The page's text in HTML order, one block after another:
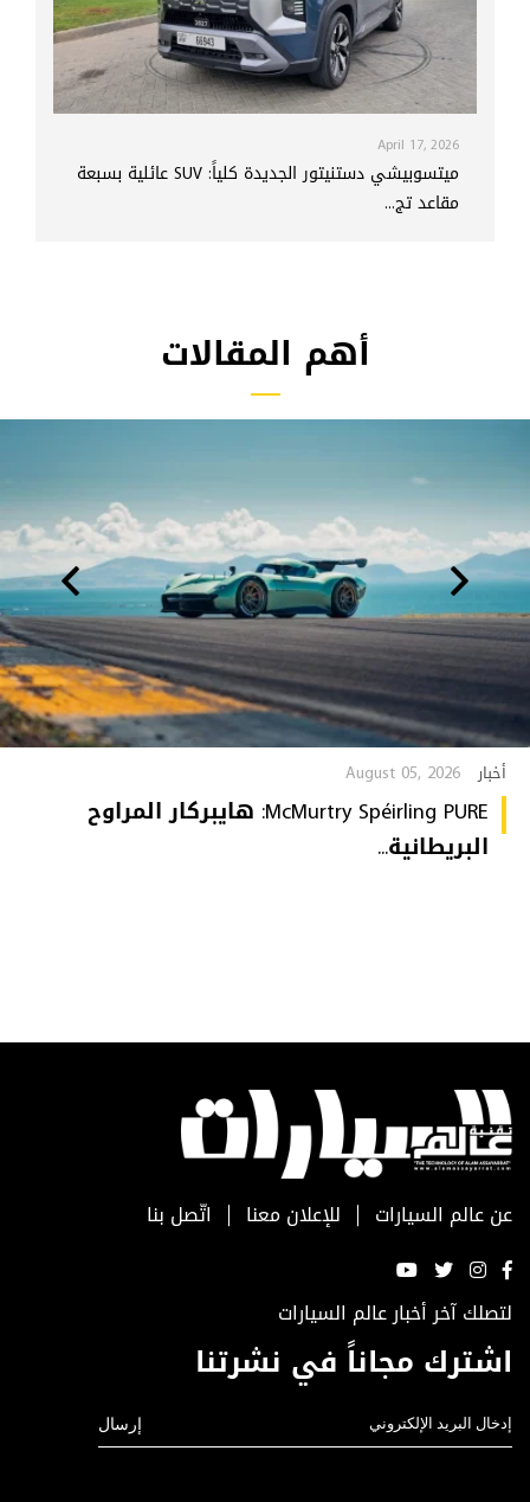
April 17, 2026
ميتسوبيشي دستنيتور الجديدة كلياً: SUV عائلية بسبعة
مقاعد تج...
أهم المقالات
أخبار August 05, 2026
McMurtry Spéirling PURE: هايبركار المراوح
البريطانية...
عن عالم السيارات للإعلان معنا اتّصل بنا
لتصلك آخر أخبار عالم السيارات
اشترك مجاناً في نشرتنا